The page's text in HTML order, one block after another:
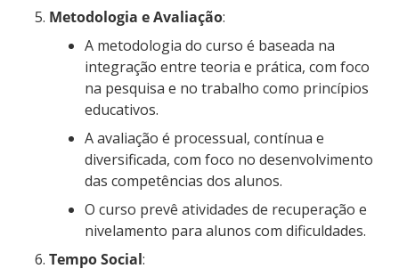
Metodologia e Avaliação:
A metodologia do curso é baseada na
integração entre teoria e prática, com foco
na pesquisa e no trabalho como princípios
educativos.
A avaliação é processual, contínua e
diversificada, com foco no desenvolvimento
das competências dos alunos.
O curso prevê atividades de recuperação e
nivelamento para alunos com dificuldades.
Tempo Social: